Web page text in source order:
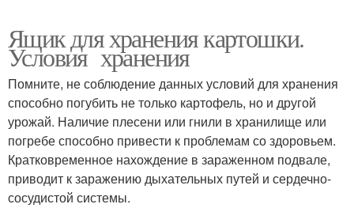
Ящик для хранения картошки.
Условия хранения
Помните, не соблюдение данных условий для хранения
способно погубить не только картофель, но и другой
урожай. Наличие плесени или гнили в хранилище или
погребе способно привести к проблемам со здоровьем.
Кратковременное нахождение в зараженном подвале,
приводит к заражению дыхательных путей и сердечно-
сосудистой системы.